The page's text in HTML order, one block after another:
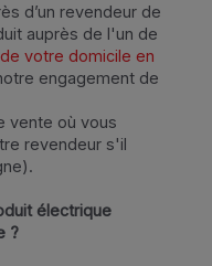
d’un revendeur de
auprès de l'un de
votre domicile en
engagement de
vente où vous
revendeur s'il
électrique
?